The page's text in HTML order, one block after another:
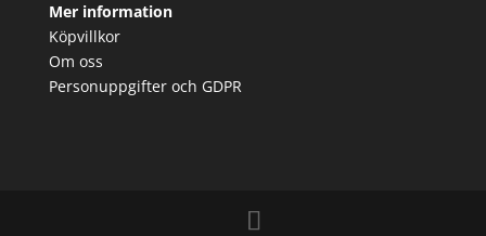
Mer information
Köpvillkor
Om oss
Personuppgifter och GDPR